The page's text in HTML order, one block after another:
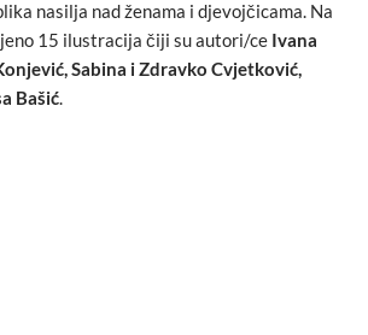
nasilja nad ženama i djevojčicama. Na
15 ilustracija čiji su autori/ce Ivana
Sabina i Zdravko Cvjetković,
Bašić.